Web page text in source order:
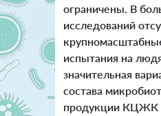
ограничены. В
исследований
испытания на
значительная
состава
продукции КЦЖК